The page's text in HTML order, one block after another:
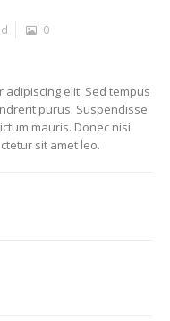
0
elit. Sed tempus
purus. Suspendisse
mauris. Donec nisi
sit amet leo.